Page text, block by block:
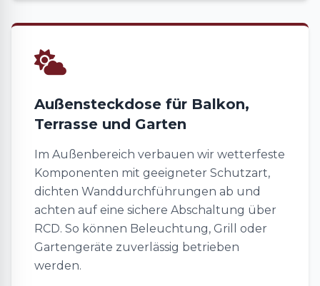
Außensteckdose für Balkon,
Terrasse und Garten
Im Außenbereich verbauen wir wetterfeste
Komponenten mit geeigneter Schutzart,
dichten Wanddurchführungen ab und
achten auf eine sichere Abschaltung über
RCD. So können Beleuchtung, Grill oder
Gartengeräte zuverlässig betrieben
werden.